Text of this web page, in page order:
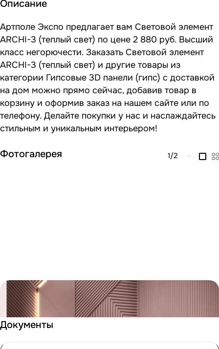
Описание
Артполе Экспо предлагает вам Световой элемент
ARCHI-3 (теплый свет) по цене 2 880 руб. Высший
класс негорючести. Заказать Световой элемент
ARCHI-3 (теплый свет) и другие товары из
категории Гипсовые 3D панели (гипс) с доставкой
на дом можно прямо сейчас, добавив товар в
корзину и оформив заказ на нашем сайте или по
телефону. Делайте покупки у нас и наслаждайтесь
стильным и уникальным интерьером!
Фотогалерея 1/2 —
Документы